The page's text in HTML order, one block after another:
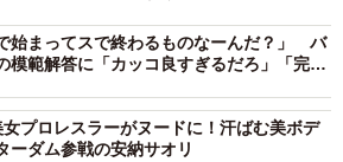
始まってスで終わるものなーんだ？」 バ
模範解答に「カッコ良すぎるだろ」「完璧
女プロレスラーがヌードに！汗ばむ美ボデ
ダム参戦の安納サオリ